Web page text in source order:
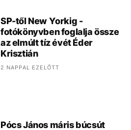
SP-től New Yorkig -
fotókönyvben foglalja össze
az elmúlt tíz évét Éder
Krisztián
2 NAPPAL EZELŐTT
Pócs János máris búcsút